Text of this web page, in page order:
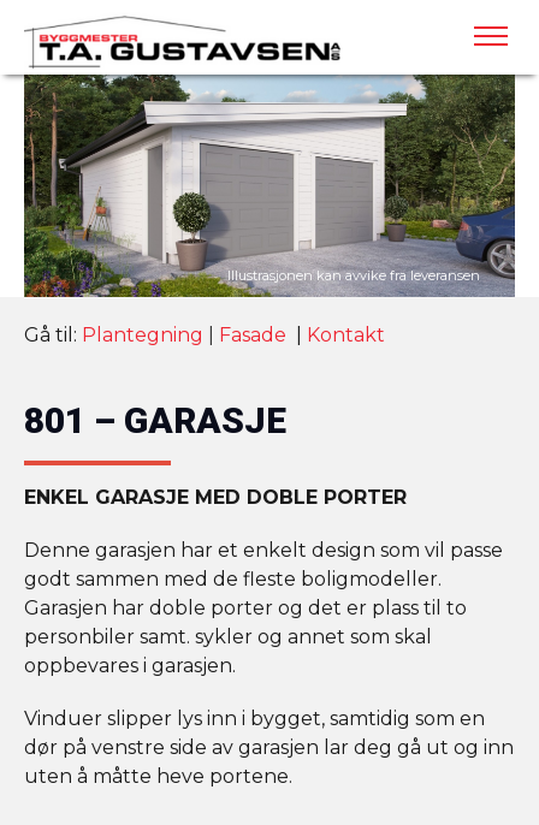
Gå til: Plantegning Fasade Kontakt
801 – GARASJE
ENKEL GARASJE MED DOBLE PORTER
Denne garasjen har et enkelt design som vil passe
godt sammen med de fleste boligmodeller.
Garasjen har doble porter og det er plass til to
personbiler samt. sykler og annet som skal
oppbevares i garasjen.
Vinduer slipper lys inn i bygget, samtidig som en
dør på venstre side av garasjen lar deg gå ut og inn
uten å måtte heve portene.